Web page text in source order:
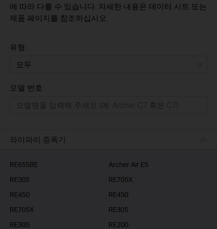
에 따라 다를 수 있습니다. 자세한 내용은 데이터 시트 또는
제품 페이지를 참조하십시오.
유형:
기업용
모델 번호:
와이파이 증폭기
RE655BE
Archer Air E5
RE305
RE705X
RE450
RE450
RE705X
RE305
RE305
RE200